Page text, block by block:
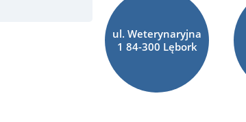
ul. Weterynaryjna
1 84-300 Lębork